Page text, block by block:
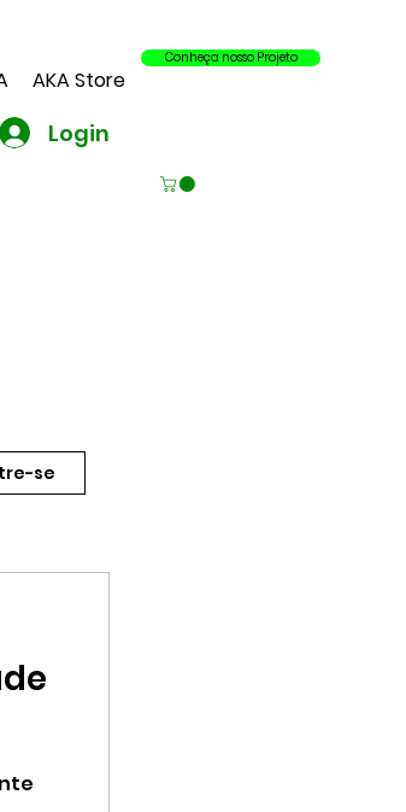
AKA Store
Conheça nosso Projeto
Login
se